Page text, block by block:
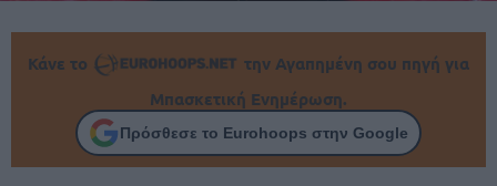
Κάνε το
την Αγαπημένη σου πηγή για
Μπασκετική Ενημέρωση.
Πρόσθεσε το Eurohoops στην Google